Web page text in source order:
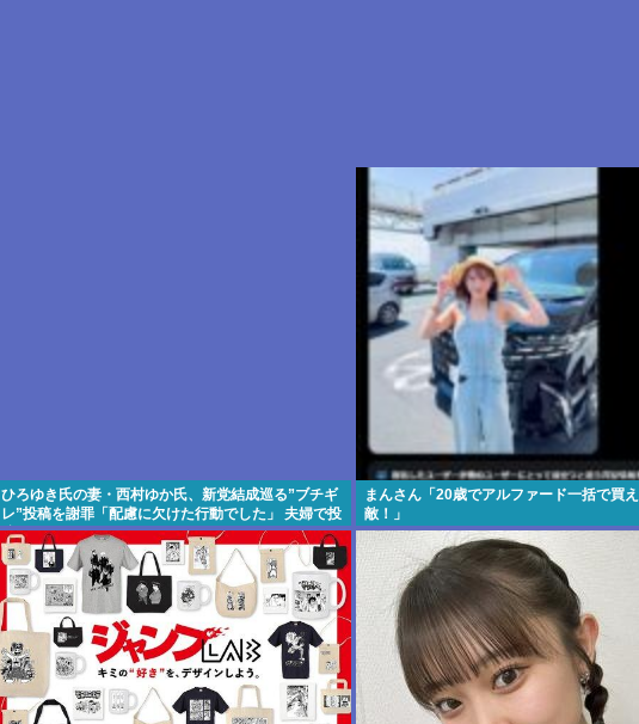
ひろゆき氏の妻・西村ゆか氏、新党結成巡る”ブチギ
レ”投稿を謝罪「配慮に欠けた行動でした」 夫婦で投
稿
まんさん「20歳でアルファード一括で買
敵！」